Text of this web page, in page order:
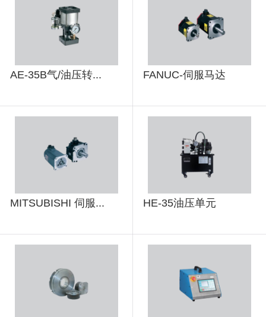
AE-35B气/油压转... FANUC-伺服马达
MITSUBISHI 伺服... HE-35油压单元